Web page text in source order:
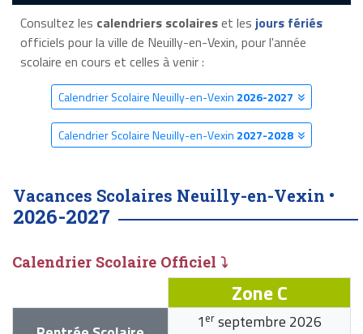
Consultez les calendriers scolaireset les jours fériés
officiels pour la ville de Neuilly-en-Vexin, pour l'année
scolaire en cours et celles à venir :
Calendrier Scolaire Neuilly-en-Vexin 2026-2027
Calendrier Scolaire Neuilly-en-Vexin 2027-2028
Vacances Scolaires Neuilly-en-Vexin •
2026-2027
Calendrier Scolaire Officiel ⤵
Zone C
1 er septembre 2026